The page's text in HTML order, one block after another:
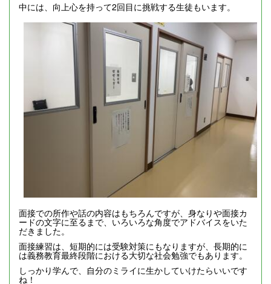
中には、向上心を持って2回目に挑戦する生徒もいます。
面接での所作や話の内容はもちろんですが、身なりや面接カ
ードの文字に至るまで、いろいろな角度でアドバイスをいた
だきました。
面接練習は、短期的には受験対策にもなりますが、長期的に
は義務教育最終段階における大切な社会勉強でもあります。
しっかり学んで、自分のミライに生かしていけたらいいです
ね！